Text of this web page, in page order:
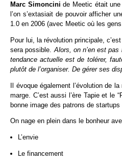
Marc Simoncinide Meetic était
l’on s’extasiait de pouvoir afficher
1.0 en 2006 (avec Meetic où les
Pour lui, la révolution principale,
sera possible. Alors, on n’en est
tendance actuelle est de tolérer,
plutôt de l’organiser. De gérer ses
Il évoque également l’évolution de
marge. C’est aussi l’ère Tapie et le
bonne image des patrons de
On nage en plein dans le bonheur
L’envie
Le financement